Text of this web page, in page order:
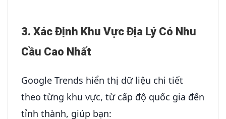
3. Xác Định Khu Vực Địa Lý Có Nhu
Cầu Cao Nhất
Google Trends hiển thị dữ liệu chi tiết
theo từng khu vực, từ cấp độ quốc gia đến
tỉnh thành, giúp bạn: